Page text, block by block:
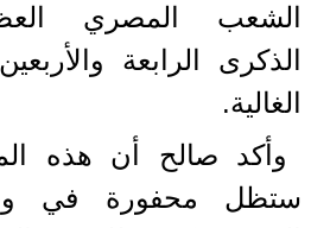
الشعب المصري
الذكرى الرابعة
الغالية.
وأكد صالح أن هذه
ستظل محفورة في